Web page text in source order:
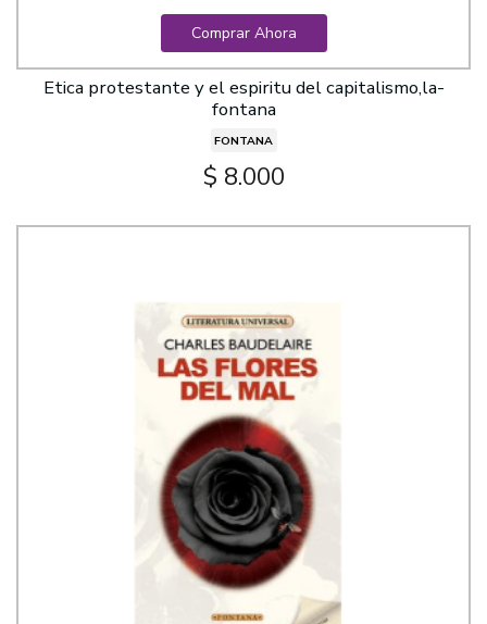
Comprar Ahora
Etica protestante y el espiritu del capitalismo,la-
fontana
FONTANA
$ 8.000